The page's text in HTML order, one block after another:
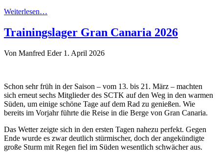
Weiterlesen…
Trainingslager Gran Canaria 2026
Von Manfred Eder 1. April 2026
Schon sehr früh in der Saison – vom 13. bis 21. März – machten
sich erneut sechs Mitglieder des SCTK auf den Weg in den warmen
Süden, um einige schöne Tage auf dem Rad zu genießen. Wie
bereits im Vorjahr führte die Reise in die Berge von Gran Canaria.
Das Wetter zeigte sich in den ersten Tagen nahezu perfekt. Gegen
Ende wurde es zwar deutlich stürmischer, doch der angekündigte
große Sturm mit Regen fiel im Süden wesentlich schwächer aus.